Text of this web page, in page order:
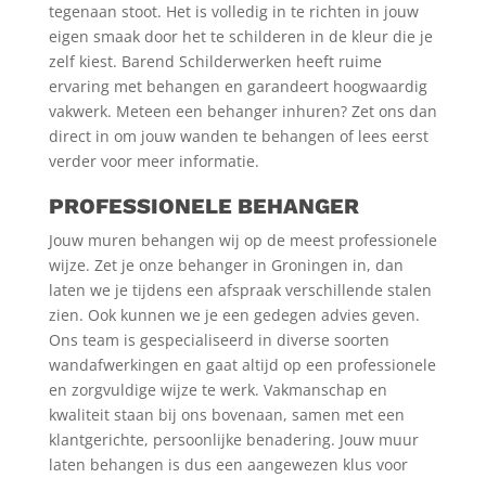
tegenaan stoot. Het is volledig in te richten in jouw
eigen smaak door het te schilderen in de kleur die je
zelf kiest. Barend Schilderwerken heeft ruime
ervaring met behangen en garandeert hoogwaardig
vakwerk. Meteen een behanger inhuren? Zet ons dan
direct in om jouw wanden te behangen of lees eerst
verder voor meer informatie.
PROFESSIONELE BEHANGER
Jouw muren behangen wij op de meest professionele
wijze. Zet je onze behanger in Groningen in, dan
laten we je tijdens een afspraak verschillende stalen
zien. Ook kunnen we je een gedegen advies geven.
Ons team is gespecialiseerd in diverse soorten
wandafwerkingen en gaat altijd op een professionele
en zorgvuldige wijze te werk. Vakmanschap en
kwaliteit staan bij ons bovenaan, samen met een
klantgerichte, persoonlijke benadering. Jouw muur
laten behangen is dus een aangewezen klus voor